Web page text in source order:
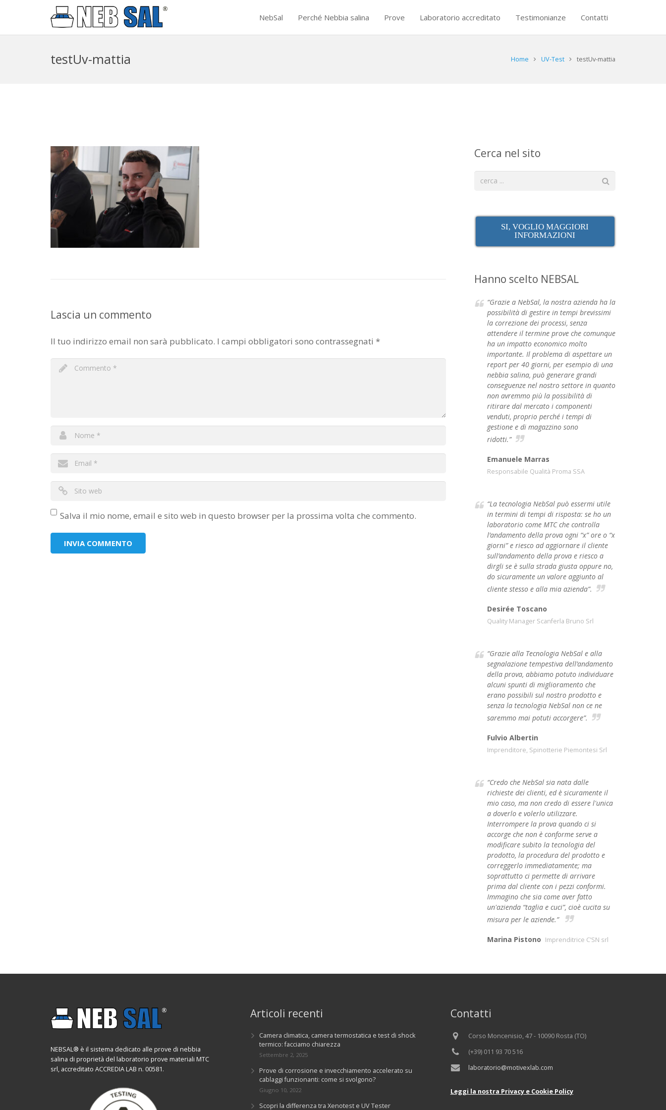
NebSal Perché Nebbia salina Prove Laboratorio accreditato Testimonianze Contatti
testUv-mattia Home UV-Test testUv-mattia
Lascia un commento
Il tuo indirizzo email non sarà pubblicato. I campi obbligatori sono contrassegnati *
Salva il mio nome, email e sito web in questo browser per la prossima volta che commento.
Cerca nel sito
SI, VOGLIO MAGGIORI
INFORMAZIONI
Hanno scelto NEBSAL
“Grazie a NebSal, la nostra azienda ha la
possibilità di gestire in tempi brevissimi
la correzione dei processi, senza
attendere il termine prove che comunque
ha un impatto economico molto
importante. Il problema di aspettare un
report per 40 giorni, per esempio di una
nebbia salina, può generare grandi
conseguenze nel nostro settore in quanto
non avremmo più la possibilità di
ritirare dal mercato i componenti
venduti, proprio perché i tempi di
gestione e di magazzino sono
ridotti.”
Emanuele Marras
Responsabile Qualità Proma SSA
“La tecnologia NebSal può essermi utile
in termini di tempi di risposta: se ho un
laboratorio come MTC che controlla
l’andamento della prova ogni “x” ore o “x
giorni” e riesco ad aggiornare il cliente
sull’andamento della prova e riesco a
dirgli se è sulla strada giusta oppure no,
do sicuramente un valore aggiunto al
cliente stesso e alla mia azienda”.
Desirée Toscano
Quality Manager Scanferla Bruno Srl
“Grazie alla Tecnologia NebSal e alla
segnalazione tempestiva dell’andamento
della prova, abbiamo potuto individuare
alcuni spunti di miglioramento che
erano possibili sul nostro prodotto e
senza la tecnologia NebSal non ce ne
saremmo mai potuti accorgere”.
Fulvio Albertin
Imprenditore, Spinotterie Piemontesi Srl
“Credo che NebSal sia nata dalle
richieste dei clienti, ed è sicuramente il
mio caso, ma non credo di essere l'unica
a doverlo e volerlo utilizzare.
Interrompere la prova quando ci si
accorge che non è conforme serve a
modificare subito la tecnologia del
prodotto, la procedura del prodotto e
correggerlo immediatamente; ma
soprattutto ci permette di arrivare
prima dal cliente con i pezzi conformi.
Immagino che sia come aver fatto
un'azienda “taglia e cuci”, cioè cucita su
misura per le aziende.”
Marina Pistono Imprenditrice C’SN srl
NEBSAL® è il sistema dedicato alle prove di nebbia
salina di proprietà del laboratorio prove materiali MTC
srl, accreditato ACCREDIA LAB n. 00581.
Articoli recenti
Camera climatica, camera termostatica e test di shock
termico: facciamo chiarezza
Settembre 2, 2025
Prove di corrosione e invecchiamento accelerato su
cablaggi funzionanti: come si svolgono?
Giugno 10, 2022
Scopri la differenza tra Xenotest e UV Tester
Contatti
Corso Moncenisio, 47 - 10090 Rosta (TO)
(+39) 011 93 70 516
laboratorio@motivexlab.com
Leggi la nostra Privacy e Cookie Policy